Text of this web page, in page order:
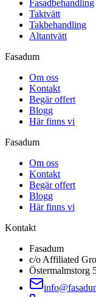
Fasadbehandling
Taktvätt
Takbehandling
Altantvätt
Fasadum
Om oss
Kontakt
Begär offert
Blogg
Här finns vi
Fasadum
Om oss
Kontakt
Begär offert
Blogg
Här finns vi
Kontakt
Fasadum
c/o Affiliated
Östermalmstorg